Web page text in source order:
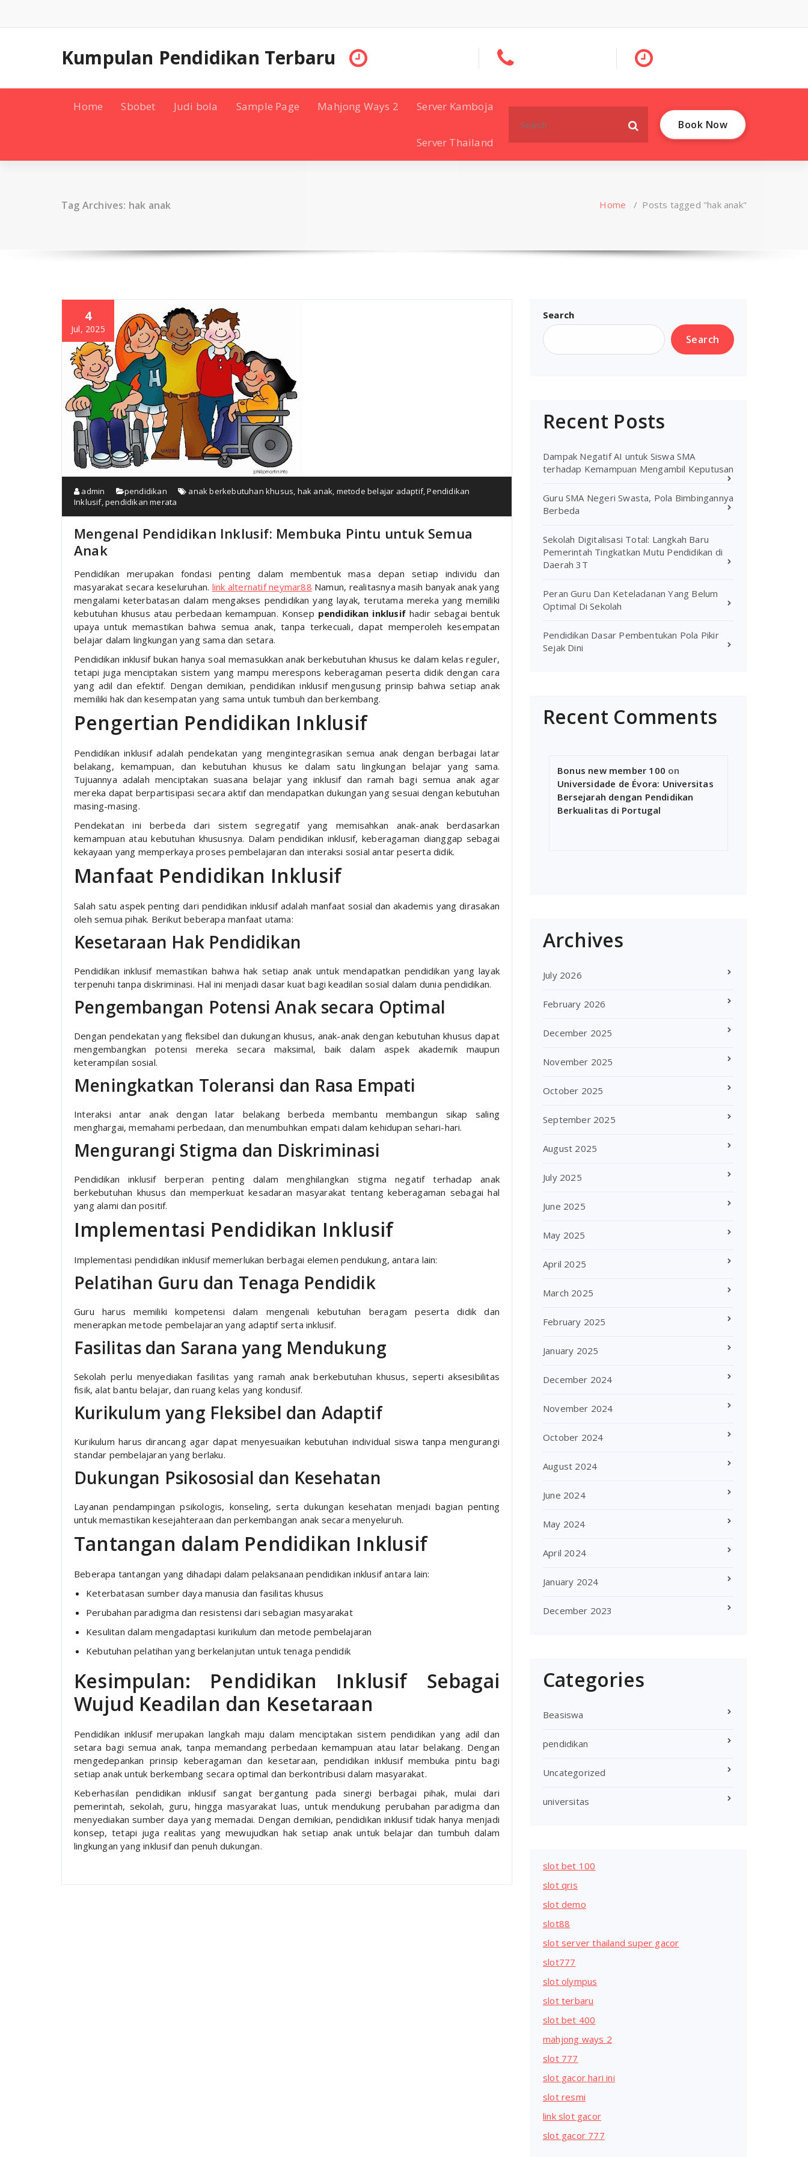
content
Kumpulan Pendidikan Terbaru
Home Sbobet Judi bola Sample Page Mahjong Ways 2 Server Kamboja
Server Thailand
for:
Book Now
Tag Archives: hak anak Home / Posts tagged "hak anak"
4
Jul, 2025
admin pendidikan anak berkebutuhan khusus, hak anak, metode belajar adaptif,Pendidikan
Inklusif,pendidikan merata
Mengenal Pendidikan Inklusif: Membuka Pintu untuk Semua
Anak
Pendidikan merupakan fondasi penting dalam membentuk masa depan setiap individu dan
masyarakat secara keseluruhan. link alternatif neymar88 Namun, realitasnya masih banyak anak yang
mengalami keterbatasan dalam mengakses pendidikan yang layak, terutama mereka yang memiliki
kebutuhan khusus atau perbedaan kemampuan. Konsep pendidikan inklusif hadir sebagai bentuk
upaya untuk memastikan bahwa semua anak, tanpa terkecuali, dapat memperoleh kesempatan
belajar dalam lingkungan yang sama dan setara.
Pendidikan inklusif bukan hanya soal memasukkan anak berkebutuhan khusus ke dalam kelas reguler,
tetapi juga menciptakan sistem yang mampu merespons keberagaman peserta didik dengan cara
yang adil dan efektif. Dengan demikian, pendidikan inklusif mengusung prinsip bahwa setiap anak
memiliki hak dan kesempatan yang sama untuk tumbuh dan berkembang.
Pengertian Pendidikan Inklusif
Pendidikan inklusif adalah pendekatan yang mengintegrasikan semua anak dengan berbagai latar
belakang, kemampuan, dan kebutuhan khusus ke dalam satu lingkungan belajar yang sama.
Tujuannya adalah menciptakan suasana belajar yang inklusif dan ramah bagi semua anak agar
mereka dapat berpartisipasi secara aktif dan mendapatkan dukungan yang sesuai dengan kebutuhan
masing-masing.
Pendekatan ini berbeda dari sistem segregatif yang memisahkan anak-anak berdasarkan
kemampuan atau kebutuhan khususnya. Dalam pendidikan inklusif, keberagaman dianggap sebagai
kekayaan yang memperkaya proses pembelajaran dan interaksi sosial antar peserta didik.
Manfaat Pendidikan Inklusif
Salah satu aspek penting dari pendidikan inklusif adalah manfaat sosial dan akademis yang dirasakan
oleh semua pihak. Berikut beberapa manfaat utama:
Kesetaraan Hak Pendidikan
Pendidikan inklusif memastikan bahwa hak setiap anak untuk mendapatkan pendidikan yang layak
terpenuhi tanpa diskriminasi. Hal ini menjadi dasar kuat bagi keadilan sosial dalam dunia pendidikan.
Pengembangan Potensi Anak secara Optimal
Dengan pendekatan yang fleksibel dan dukungan khusus, anak-anak dengan kebutuhan khusus dapat
mengembangkan potensi mereka secara maksimal, baik dalam aspek akademik maupun
keterampilan sosial.
Meningkatkan Toleransi dan Rasa Empati
Interaksi antar anak dengan latar belakang berbeda membantu membangun sikap saling
menghargai, memahami perbedaan, dan menumbuhkan empati dalam kehidupan sehari-hari.
Mengurangi Stigma dan Diskriminasi
Pendidikan inklusif berperan penting dalam menghilangkan stigma negatif terhadap anak
berkebutuhan khusus dan memperkuat kesadaran masyarakat tentang keberagaman sebagai hal
yang alami dan positif.
Implementasi Pendidikan Inklusif
Implementasi pendidikan inklusif memerlukan berbagai elemen pendukung, antara lain:
Pelatihan Guru dan Tenaga Pendidik
Guru harus memiliki kompetensi dalam mengenali kebutuhan beragam peserta didik dan
menerapkan metode pembelajaran yang adaptif serta inklusif.
Fasilitas dan Sarana yang Mendukung
Sekolah perlu menyediakan fasilitas yang ramah anak berkebutuhan khusus, seperti aksesibilitas
fisik, alat bantu belajar, dan ruang kelas yang kondusif.
Kurikulum yang Fleksibel dan Adaptif
Kurikulum harus dirancang agar dapat menyesuaikan kebutuhan individual siswa tanpa mengurangi
standar pembelajaran yang berlaku.
Dukungan Psikososial dan Kesehatan
Layanan pendampingan psikologis, konseling, serta dukungan kesehatan menjadi bagian penting
untuk memastikan kesejahteraan dan perkembangan anak secara menyeluruh.
Tantangan dalam Pendidikan Inklusif
Beberapa tantangan yang dihadapi dalam pelaksanaan pendidikan inklusif antara lain:
Keterbatasan sumber daya manusia dan fasilitas khusus
Perubahan paradigma dan resistensi dari sebagian masyarakat
Kesulitan dalam mengadaptasi kurikulum dan metode pembelajaran
Kebutuhan pelatihan yang berkelanjutan untuk tenaga pendidik
Kesimpulan: Pendidikan Inklusif Sebagai
Wujud Keadilan dan Kesetaraan
Pendidikan inklusif merupakan langkah maju dalam menciptakan sistem pendidikan yang adil dan
setara bagi semua anak, tanpa memandang perbedaan kemampuan atau latar belakang. Dengan
mengedepankan prinsip keberagaman dan kesetaraan, pendidikan inklusif membuka pintu bagi
setiap anak untuk berkembang secara optimal dan berkontribusi dalam masyarakat.
Keberhasilan pendidikan inklusif sangat bergantung pada sinergi berbagai pihak, mulai dari
pemerintah, sekolah, guru, hingga masyarakat luas, untuk mendukung perubahan paradigma dan
menyediakan sumber daya yang memadai. Dengan demikian, pendidikan inklusif tidak hanya menjadi
konsep, tetapi juga realitas yang mewujudkan hak setiap anak untuk belajar dan tumbuh dalam
lingkungan yang inklusif dan penuh dukungan.
Search
Search
Recent Posts
Dampak Negatif AI untuk Siswa SMA
terhadap Kemampuan Mengambil Keputusan
Guru SMA Negeri Swasta, Pola Bimbingannya
Berbeda
Sekolah Digitalisasi Total: Langkah Baru
Pemerintah Tingkatkan Mutu Pendidikan di
Daerah 3T
Peran Guru Dan Keteladanan Yang Belum
Optimal Di Sekolah
Pendidikan Dasar Pembentukan Pola Pikir
Sejak Dini
Recent Comments
Bonus new member 100 on
Universidade de Évora: Universitas
Bersejarah dengan Pendidikan
Berkualitas di Portugal
Archives
July 2026
February 2026
December 2025
November 2025
October 2025
September 2025
August 2025
July 2025
June 2025
May 2025
April 2025
March 2025
February 2025
January 2025
December 2024
November 2024
October 2024
August 2024
June 2024
May 2024
April 2024
January 2024
December 2023
Categories
Beasiswa
pendidikan
Uncategorized
universitas
slot bet 100
slot qris
slot demo
slot88
slot server thailand super gacor
slot777
slot olympus
slot terbaru
slot bet 400
mahjong ways 2
slot 777
slot gacor hari ini
slot resmi
link slot gacor
slot gacor 777